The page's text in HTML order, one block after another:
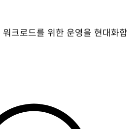
크로드를 위한 운영을 현대화합